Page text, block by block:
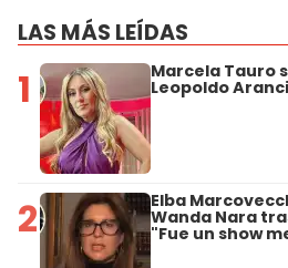
LAS MÁS LEÍDAS
1 Marcela Tauro
Leopoldo
2 Elba
Wanda Nara
"Fue un show